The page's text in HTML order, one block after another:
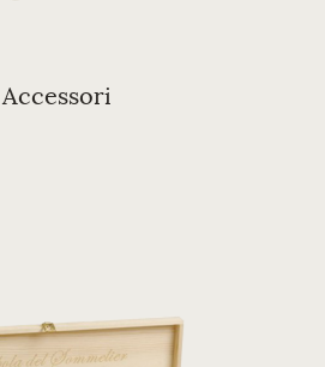
Accessori